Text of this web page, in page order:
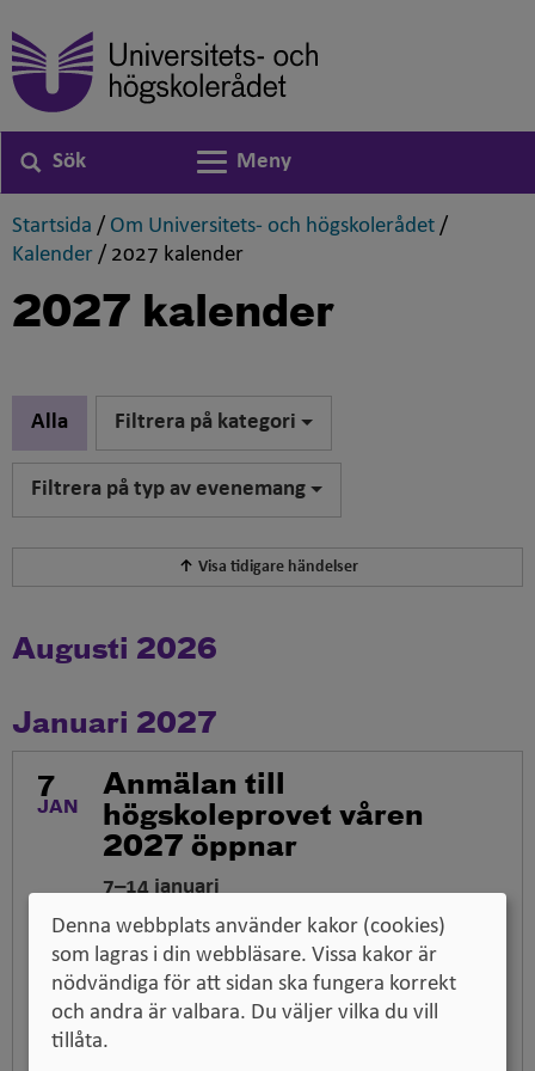
Sök
Växla navigering
Meny
Startsida ,
/ Om Universitets- och högskolerådet ,
/
Kalender ,
/ 2027 kalender,
2027 kalender
Alla Filtrera på kategori
Filtrera på typ av evenemang
Visa tidigare händelser
Augusti 2026
Januari 2027
7
JAN
Anmälan till
högskoleprovet våren
2027 öppnar
7–14 januari
Anmälan till högskoleprovet våren 2027
öppnar den 7 januari och stänger vid
midnatt den 14 januari. Det går inte att
anmäla sig i efterhand.
Denna webbplats använder kakor (cookies)
som lagras i din webbläsare. Vissa kakor är
nödvändiga för att sidan ska fungera korrekt
och andra är valbara. Du väljer vilka du vill
tillåta.